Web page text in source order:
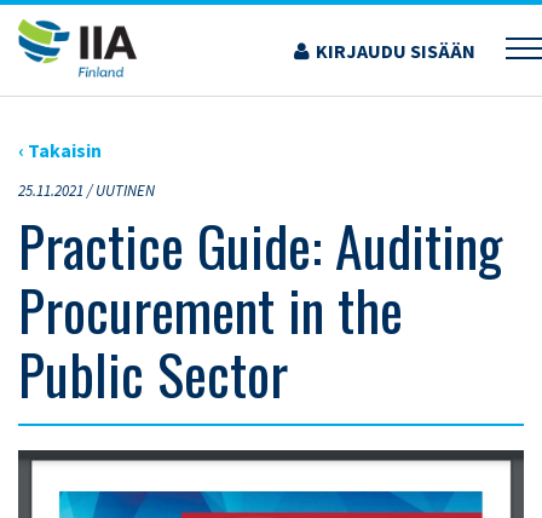
Siirry
sisältöön
KIRJAUDU SISÄÄN
›ARTIKKELIT›PRACTICE GUIDE: AUDITING PROCUREMENT IN THE PUBLIC
‹ Takaisin
25.11.2021 /UUTINEN
Practice Guide: Auditing
Procurement in the
Public Sector